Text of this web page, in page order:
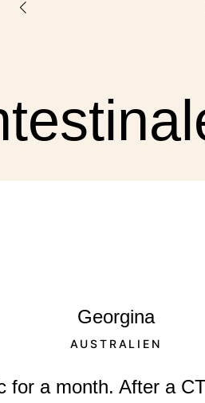
Georgina
AUSTRALIEN
for a month. After a